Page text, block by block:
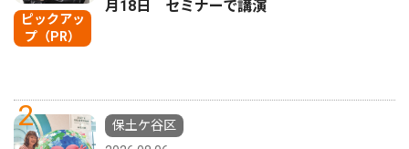
ピックアッ
プ（PR）
月18日 セミナーで講演
2
保土ケ谷区